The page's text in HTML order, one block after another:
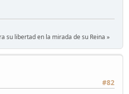
su libertad en la mirada de su Reina »
#82